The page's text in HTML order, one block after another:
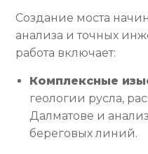
Создание моста
анализа и точных
работа включает:
Комплексные
геологии русла,
Далматове и
береговых линий.